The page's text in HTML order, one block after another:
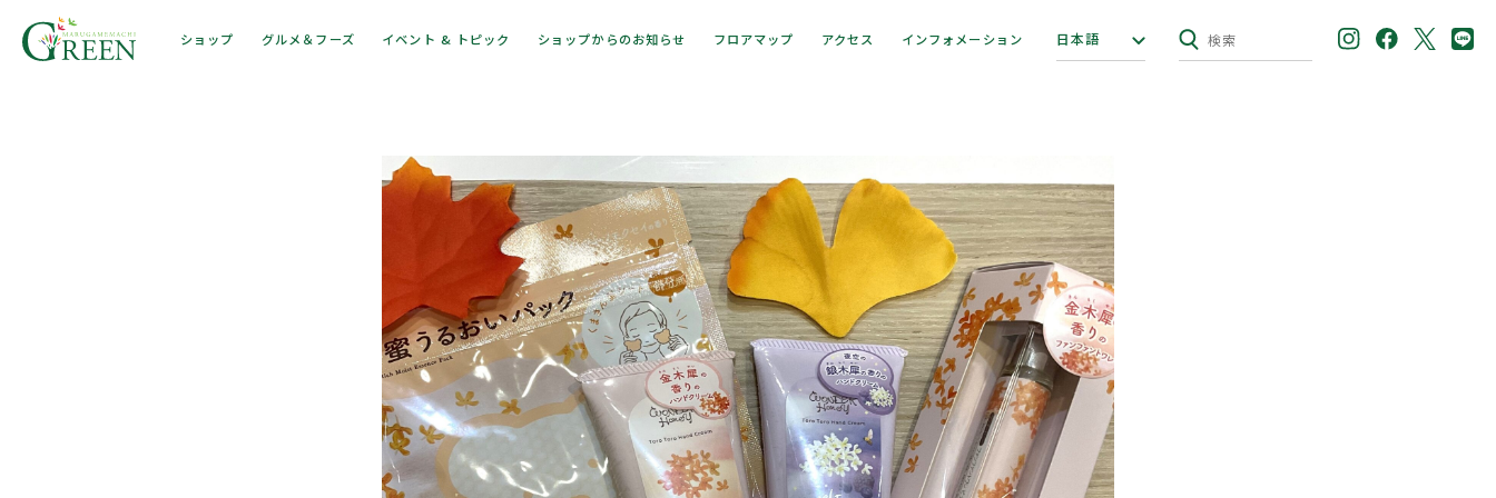
ショップ グルメ＆フーズ イベント & トピック ショップからのお知らせ フロアマップ アクセス インフォメーション 日本語